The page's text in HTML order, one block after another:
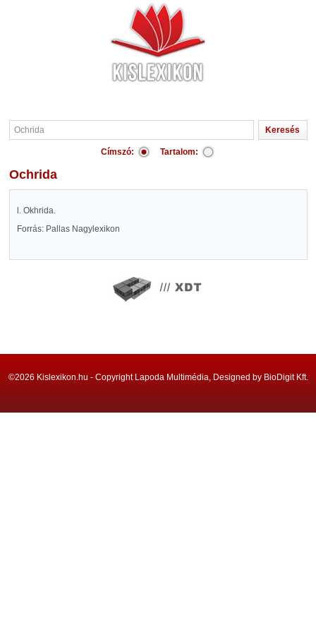
Címszó: Tartalom:
Ochrida
l. Okhrida.
Forrás: Pallas Nagylexikon
©2026 Kislexikon.hu - Copyright Lapoda Multimédia, Designed by BioDigit Kft.